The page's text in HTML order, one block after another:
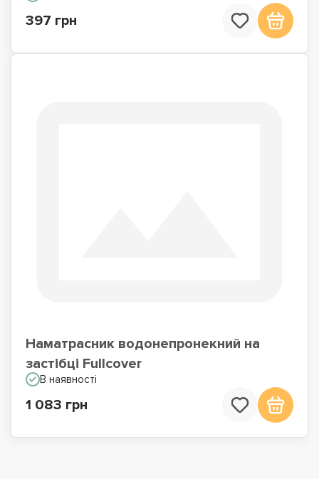
397 грн
Наматрасник водонепронекний на
застібці Fullcover
В наявності
1 083 грн